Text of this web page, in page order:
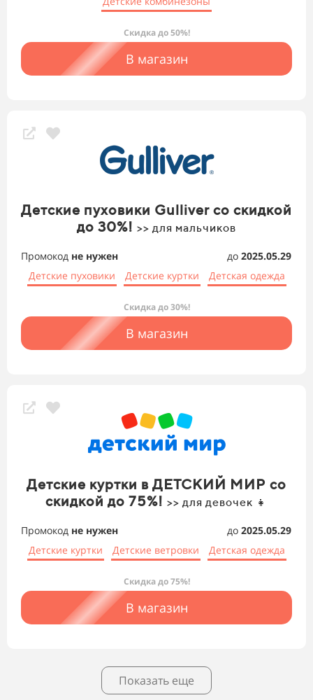
Скидка до 50%!
В магазин
Детские пуховики Gulliver со скидкой
до 30%! >> для мальчиков
Промокод не нужен до 2025.05.29
Детские пуховики
Детские куртки Детская одежда
Скидка до 30%!
В магазин
Детские куртки в ДЕТСКИЙ МИР со
скидкой до 75%! >> для девочек 👧
Промокод не нужен до 2025.05.29
Детские куртки
Детские ветровки Детская одежда
Скидка до 75%!
В магазин
Показать еще